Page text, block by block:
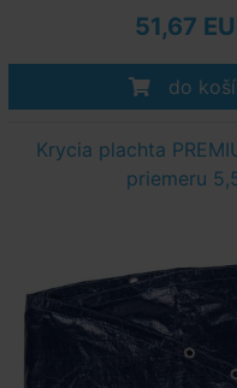
51,67
do
Krycia plachta
priemeru